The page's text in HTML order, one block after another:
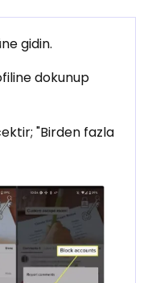
gidin.
dokunup
"Birden fazla